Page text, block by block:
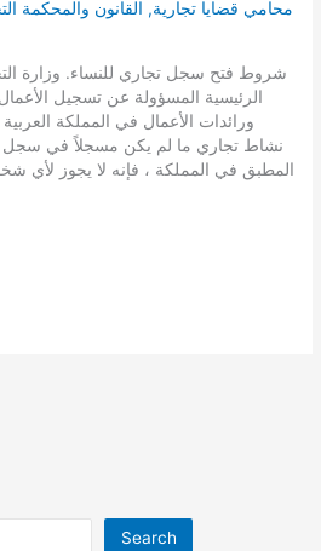
محامي قضايا تجارية, القانون والمحكمة
شروط فتح سجل تجاري للنساء. وزارة
الرئيسية المسؤولة عن تسجيل
ورائدات الأعمال في المملكة
نشاط تجاري ما لم يكن مسجلاً في سجل
المطبق في المملكة ، فإنه لا يجوز
Search